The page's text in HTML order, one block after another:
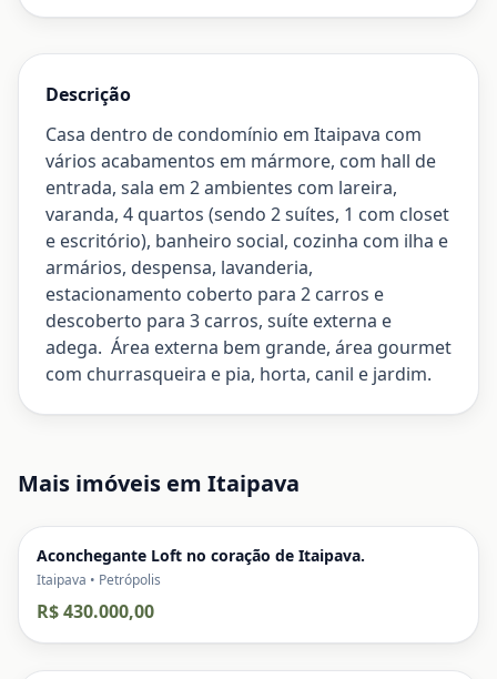
Descrição
Casa dentro de condomínio em Itaipava com
vários acabamentos em mármore, com hall de
entrada, sala em 2 ambientes com lareira,
varanda, 4 quartos (sendo 2 suítes, 1 com closet
e escritório), banheiro social, cozinha com ilha e
armários, despensa, lavanderia,
estacionamento coberto para 2 carros e
descoberto para 3 carros, suíte externa e
adega. Área externa bem grande, área gourmet
com churrasqueira e pia, horta, canil e jardim.
Mais imóveis em Itaipava
Aconchegante Loft no coração de Itaipava.
Itaipava • Petrópolis
R$ 430.000,00